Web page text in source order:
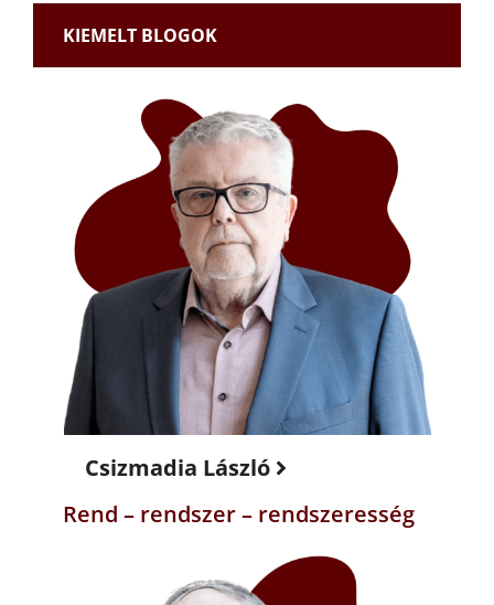
KIEMELT BLOGOK
Csizmadia László
Rend – rendszer – rendszeresség